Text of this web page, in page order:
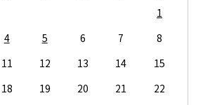
1
4 5 6 7
8
11 12 13 14
15
18 19 20 21
22